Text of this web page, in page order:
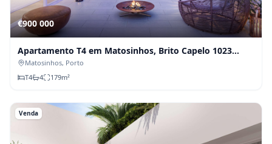
€900 000
Apartamento T4 em Matosinhos, Brito Capelo 1023
(Fração X)
Matosinhos, Porto
T4 4 179m²
Venda